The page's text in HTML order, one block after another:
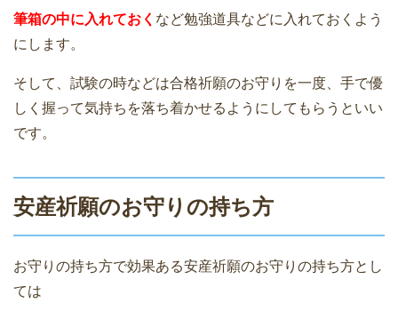
筆箱の中に入れておく など勉強道具などに入れておくよう
にします。
そして、試験の時などは合格祈願のお守りを一度、手で優
しく握って気持ちを落ち着かせるようにしてもらうといい
です。
安産祈願のお守りの持ち方
お守りの持ち方で効果ある安産祈願のお守りの持ち方とし
ては